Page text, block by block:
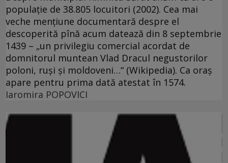
populaţie de 38.805 locuitori (2002). Cea mai
veche menţiune documentară despre el
descoperită pînă acum datează din 8 septembrie
1439 – „un privilegiu comercial acordat de
domnitorul muntean Vlad Dracul negustorilor
poloni, ruşi şi moldoveni…“ (Wikipedia). Ca oraş
apare pentru prima dată atestat în 1574.
Iaromira POPOVICI